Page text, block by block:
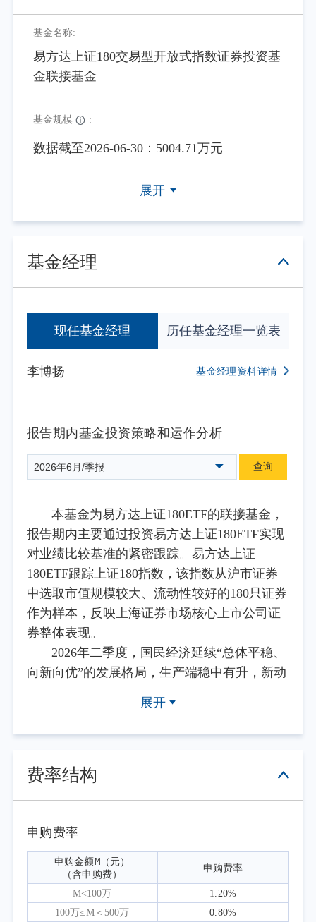
基金名称:
易方达上证180交易型开放式指数证券投资基
金联接基金
基金规模 :
数据截至2026-06-30：5004.71万元
展开
基金经理
现任基金经理 历任基金经理一览表
李博扬 基金经理资料详情
报告期内基金投资策略和运作分析
2026年6月/季报 查询
本基金为易方达上证180ETF的联接基金，
报告期内主要通过投资易方达上证180ETF实现
对业绩比较基准的紧密跟踪。易方达上证
180ETF跟踪上证180指数，该指数从沪市证券
中选取市值规模较大、流动性较好的180只证券
作为样本，反映上海证券市场核心上市公司证
券整体表现。
2026年二季度，国民经济延续“总体平稳、
向新向优”的发展格局，生产端稳中有升，新动
定，但内需恢复仍显偏弱，供强需弱的结构性
矛盾依然存在，经济稳中向好的基础有待巩
加值同比增长4.5%，较4月加快0.4个百分点，
4.4%，比上月加快0.1个百分点，服务业平稳增
长，现代服务业发展向好。5月份，社会消费品
零售总额同比下降0.6%，季调环比下降
0.38%，内需恢复仍显偏弱。5月份，货物进出
口总额44516亿元，同比增长16.9%，比上月加
展开
费率结构
申购费率
申购金额M（元）
（含申购费）
申购费率
M<100万
1.20%
100万≤M＜500万
0.80%